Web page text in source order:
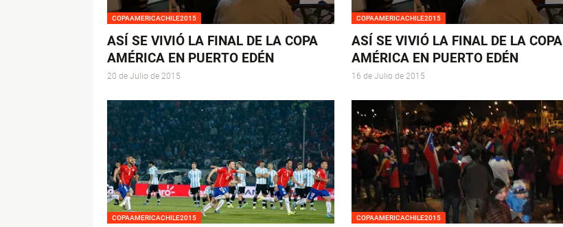
COPAAMERICACHILE2015
ASÍ SE VIVIÓ LA FINAL DE LA COPA
AMÉRICA EN PUERTO EDÉN
20 de Julio de 2015
COPAAMERICACHILE2015
ASÍ SE VIVIÓ LA FINAL DE LA COPA
AMÉRICA EN PUERTO EDÉN
16 de Julio de 2015
COPAAMERICACHILE2015 COPAAMERICACHILE2015